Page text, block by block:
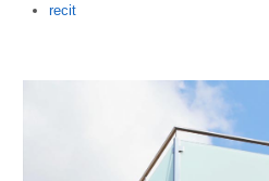
Author
recit